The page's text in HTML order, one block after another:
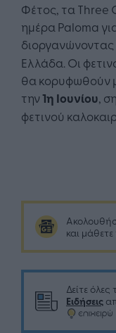
Φέτος, τα Three
ημέρα Paloma
διοργανώνοντας
Ελλάδα. Οι
θα κορυφωθούν
την1η Ιουνίου,
φετινού
και
Δείτε όλες
Ειδήσεις